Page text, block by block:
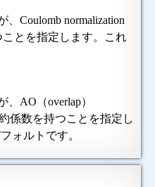
、Coulomb normalization
とを指定します。これ
、AO（overlap）
係数を持つことを指定し
ォルトです。